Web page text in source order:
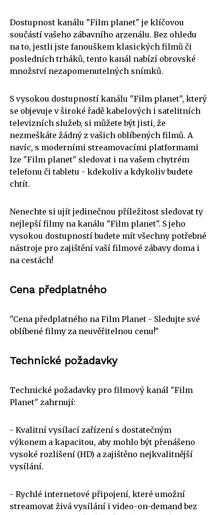
Dostupnost kanálu "Film planet" je klíčovou
součástí vašeho zábavního arzenálu. Bez ohledu
na to, jestli jste fanouškem klasických filmů či
posledních trháků, tento kanál nabízí obrovské
množství nezapomenutelných snímků.
S vysokou dostupností kanálu "Film planet", který
se objevuje v široké řadě kabelových i satelitních
televizních služeb, si můžete být jisti, že
nezmeškáte žádný z vašich oblíbených filmů. A
navíc, s moderními streamovacími platformami
lze "Film planet" sledovat i na vašem chytrém
telefonu či tabletu - kdekoliv a kdykoliv budete
chtít.
Nenechte si ujít jedinečnou příležitost sledovat ty
nejlepší filmy na kanálu "Film planet". S jeho
vysokou dostupností budete mít všechny potřebné
nástroje pro zajištění vaší filmové zábavy doma i
na cestách!
Cena předplatného
"Cena předplatného na Film Planet - Sledujte své
oblíbené filmy za neuvěřitelnou cenu!"
Technické požadavky
Technické požadavky pro filmový kanál "Film
Planet" zahrnují:
- Kvalitní vysílací zařízení s dostatečným
výkonem a kapacitou, aby mohlo být přenášeno
vysoké rozlišení (HD) a zajištěno nejkvalitnější
vysílání.
- Rychlé internetové připojení, které umožní
streamovat živá vysílání i video-on-demand bez